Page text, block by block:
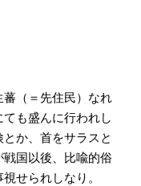
（＝先住民）なれ
も盛んに行われし
か、首をサラスと
国以後、比喩的俗
せられしなり。